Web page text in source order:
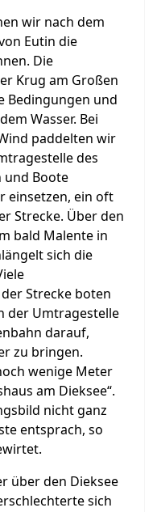
wir nach dem
Eutin die
Die
Krug am Großen
Bedingungen und
Wasser. Bei
paddelten wir
des
und Boote
einsetzen, ein oft
Strecke. Über den
bald Malente in
sich die
Strecke boten
der Umtragestelle
darauf,
zu bringen.
wenige Meter
am Dieksee“.
nicht ganz
entsprach, so
über den Dieksee
sich